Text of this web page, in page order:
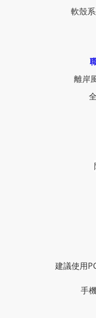
軟殼
離岸
建議使用
手